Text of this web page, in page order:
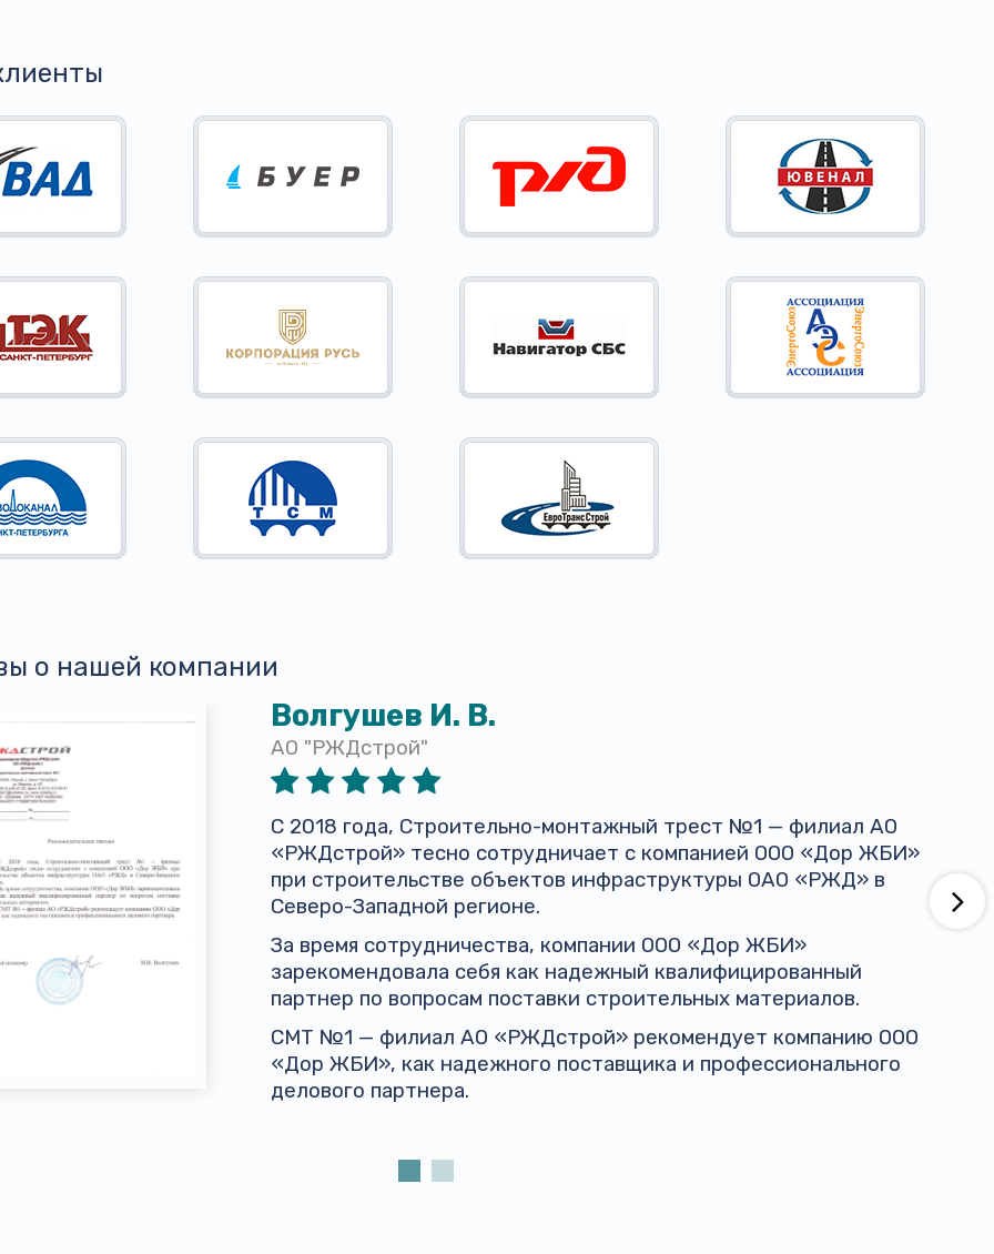
о нашей компании
Волгушев И. В.
АО "РЖДстрой"
С 2018 года, Строительно-монтажный трест №1 — филиал АО
«РЖДстрой» тесно сотрудничает с компанией ООО «Дор ЖБИ»
при строительстве объектов инфраструктуры ОАО «РЖД» в
Северо-Западной регионе.
За время сотрудничества, компании ООО «Дор ЖБИ»
зарекомендовала себя как надежный квалифицированный
партнер по вопросам поставки строительных материалов.
СМТ №1 — филиал АО «РЖДстрой» рекомендует компанию ООО
«Дор ЖБИ», как надежного поставщика и профессионального
делового партнера.